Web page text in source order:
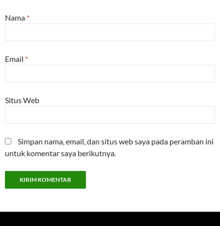
Nama *
Email *
Situs Web
Simpan nama, email, dan situs web saya pada peramban ini
untuk komentar saya berikutnya.